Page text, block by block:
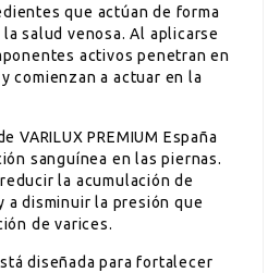
que actúan de forma
salud venosa. Al aplicarse
activos penetran en
comienzan a actuar en la
VARILUX PREMIUM España
sanguínea en las piernas.
la acumulación de
a disminuir la presión que
de varices.
diseñada para fortalecer